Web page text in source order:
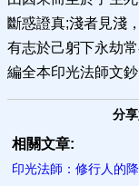
斷惑證真;淺者見淺
有志於己躬下永劫
編全本印光法師文
分
相關文章:
印光法師：修行人的